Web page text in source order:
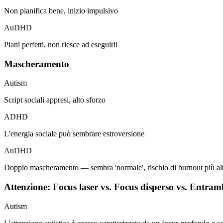
Non pianifica bene, inizio impulsivo
AuDHD
Piani perfetti, non riesce ad eseguirli
Mascheramento
Autism
Script sociali appresi, alto sforzo
ADHD
L'energia sociale può sembrare estroversione
AuDHD
Doppio mascheramento — sembra 'normale', rischio di burnout più
Attenzione: Focus laser vs. Focus disperso vs.
Autism